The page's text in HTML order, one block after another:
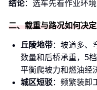
结论：选车先看作业环
二、载重与路况如何决定
丘陵地带：坡道多、
数量和后桥承重，5
平衡爬坡力和燃油经
城区短驳：频繁装卸